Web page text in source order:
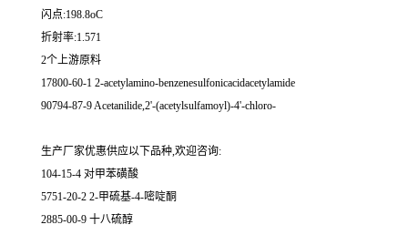
闪点:198.8oC
折射率:1.571
2个上游原料
17800-60-1 2-acetylamino-benzenesulfonicacidacetylamide
90794-87-9 Acetanilide,2'-(acetylsulfamoyl)-4'-chloro-
生产厂家优惠供应以下品种,欢迎咨询:
104-15-4 对甲苯磺酸
5751-20-2 2-甲硫基-4-嘧啶酮
2885-00-9 十八硫醇